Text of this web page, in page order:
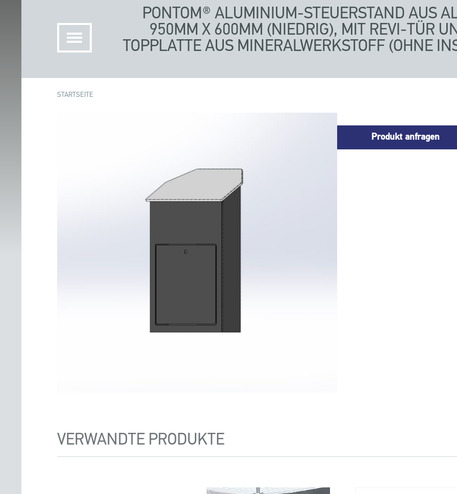
PONTOM® ALUMINIUM-STEUERSTAND AUS
950MM X 600MM (NIEDRIG), MIT REVI-TÜR
TOPPLATTE AUS MINERALWERKSTOFF (OHNE
STARTSEITE
Produkt anfragen
VERWANDTE PRODUKTE